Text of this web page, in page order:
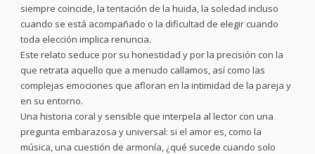
siempre coincide, la tentación de la huida, la soledad incluso
cuando se está acompañado o la dificultad de elegir cuando
toda elección implica renuncia.
Este relato seduce por su honestidad y por la precisión con la
que retrata aquello que a menudo callamos, así como las
complejas emociones que afloran en la intimidad de la pareja y
en su entorno.
Una historia coral y sensible que interpela al lector con una
pregunta embarazosa y universal: si el amor es, como la
música, una cuestión de armonía, ¿qué sucede cuando solo